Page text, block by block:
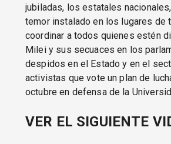
jubiladas, los estatales
temor instalado en los lugares
coordinar a todos quienes estén
Milei y sus secuaces en los
despidos en el Estado y en el
activistas que vote un plan de
octubre en defensa de la
VER EL SIGUIENTE